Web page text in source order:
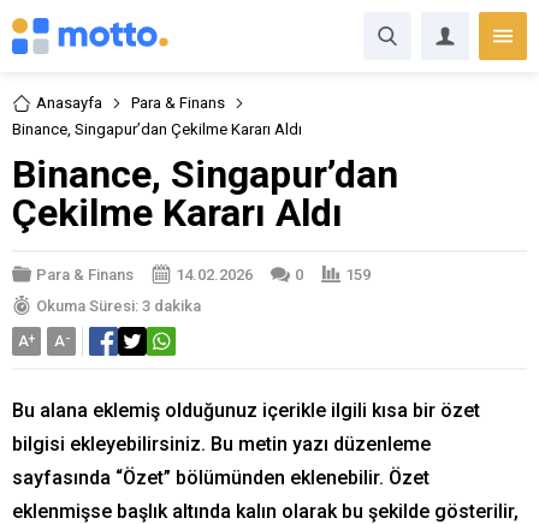
Anasayfa
Para & Finans
Binance, Singapur’dan Çekilme Kararı Aldı
Binance, Singapur’dan
Çekilme Kararı Aldı
Para & Finans 14.02.2026 0
159
Okuma Süresi: 3 dakika
A+ A-
Bu alana eklemiş olduğunuz içerikle ilgili kısa bir özet
bilgisi ekleyebilirsiniz. Bu metin yazı düzenleme
sayfasında “Özet” bölümünden eklenebilir. Özet
eklenmişse başlık altında kalın olarak bu şekilde gösterilir,